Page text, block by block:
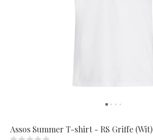
Assos Summer T-shirt - RS Griffe (Wit)